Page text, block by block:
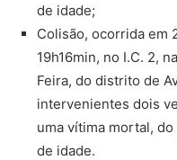
de idade;
Colisão, ocorrida em
19h16min, no I.C. 2,
Feira, do distrito de
intervenientes dois
uma vítima mortal,
de idade.